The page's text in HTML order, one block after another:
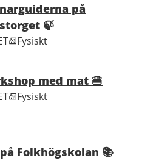
på
🍃
Fysiskt
med mat 🍔
Fysiskt
Folkhögskolan 📚